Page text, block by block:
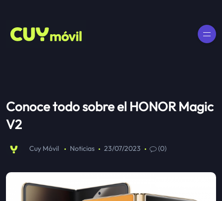
Conoce todo sobre el HONOR Magic
V2
Cuy Móvil Noticias 23/07/2023 (0)